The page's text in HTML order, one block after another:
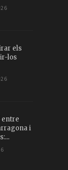
els
los
entre
i